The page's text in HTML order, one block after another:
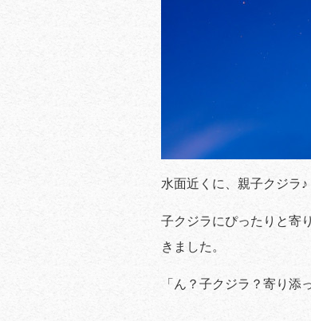
水面近くに、親子クジラ♪
子クジラにぴったりと寄
きました。
「ん？子クジラ？寄り